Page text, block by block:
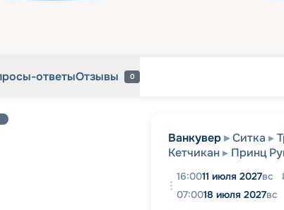
ответыОтзывы 0
Ванкувер Ситка
Кетчикан
Принц
16:0011 июля 2027вс
07:0018 июля 2027вс